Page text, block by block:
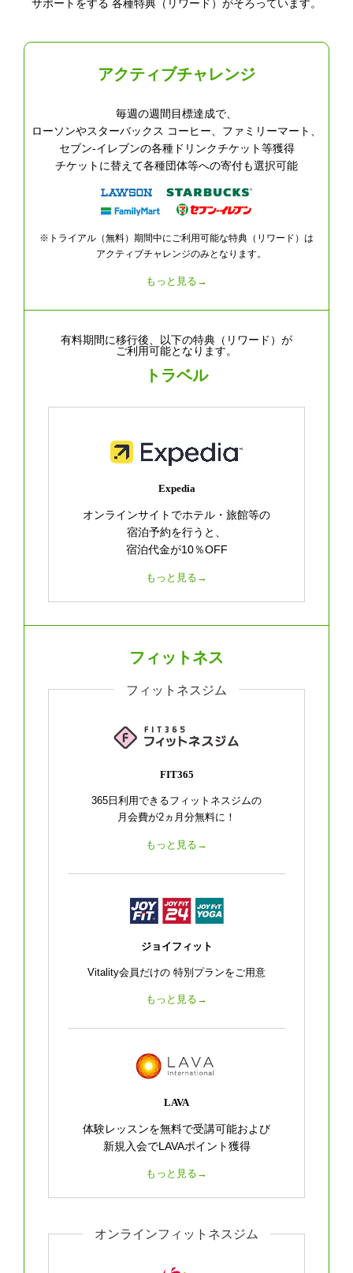
サポートをする 各種特典（リワード）がそろっています。
アクティブチャレンジ
毎週の週間目標達成で、
ローソンやスターバックス コーヒー、ファミリーマート、
セブン‐イレブンの各種ドリンクチケット等獲得
チケットに替えて各種団体等への寄付も選択可能
※トライアル（無料）期間中にご利用可能な特典（リワード）は
アクティブチャレンジのみとなります。
もっと見る→
有料期間に移行後、以下の特典（リワード）が
ご利用可能となります。
トラベル
Expedia
オンラインサイトでホテル・旅館等の
宿泊予約を行うと、
宿泊代金が10％OFF
もっと見る→
フィットネス
フィットネスジム
FIT365
365日利用できるフィットネスジムの
月会費が2ヵ月分無料に！
もっと見る→
ジョイフィット
Vitality会員だけの 特別プランをご用意
もっと見る→
LAVA
体験レッスンを無料で受講可能および
新規入会でLAVAポイント獲得
もっと見る→
オンラインフィットネスジム